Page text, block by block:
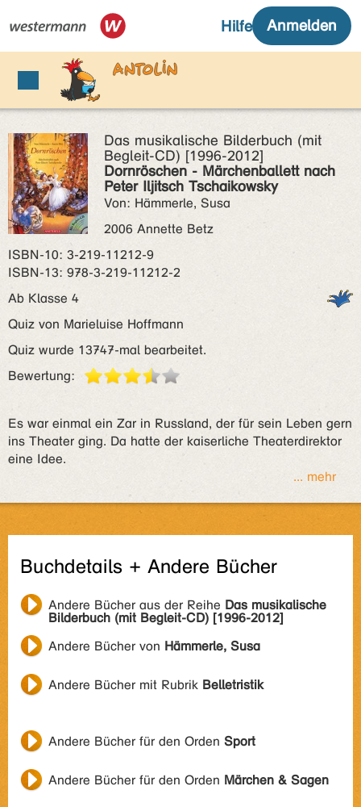
Das musikalische Bilderbuch (mit
Begleit-CD) [1996-2012]
Dornröschen - Märchenballett nach
Peter Iljitsch Tschaikowsky
Von: Hämmerle, Susa
2006 Annette Betz
ISBN‑10: 3-219-11212-9
ISBN‑13: 978-3-219-11212-2
Ab Klasse 4
Quiz von Marieluise Hoffmann
Quiz wurde 13747-mal bearbeitet.
Bewertung:
Es war einmal ein Zar in Russland, der für sein Leben gern
ins Theater ging. Da hatte der kaiserliche Theaterdirektor
eine Idee.
... mehr
Buchdetails + Andere Bücher
Andere Bücher aus der Reihe Das musikalische
Bilderbuch (mit Begleit-CD) [1996-2012]
Andere Bücher von Hämmerle, Susa
Andere Bücher mit Rubrik Belletristik
Andere Bücher für den Orden Sport
Andere Bücher für den Orden Märchen & Sagen